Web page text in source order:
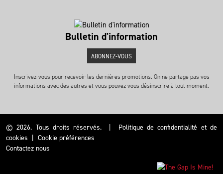
Bulletin d'information
ABONNEZ-VOUS
Inscrivez-vous pour recevoir les dernières promotions. On ne partage pas vos
informations avec des autres et vous pouvez vous désinscrire à tout moment.
© 2026. Tous droits réservés. | Politique de confidentialité et de
cookies | Cookie préférences
Contactez nous